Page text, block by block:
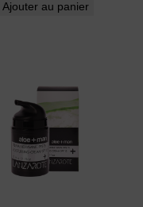
Ajouter au panier